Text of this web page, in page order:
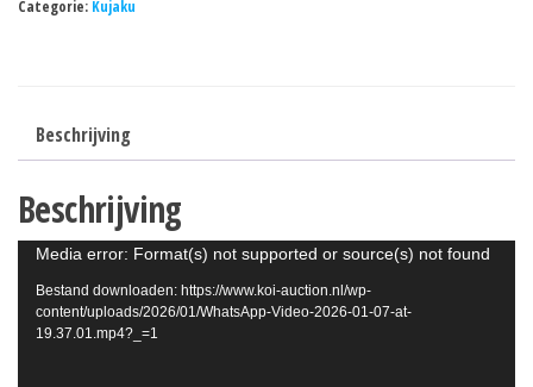
(Omosako)
Categorie: Kujaku
Beschrijving
Beschrijving
Videospeler
Media error: Format(s) not supported or source(s) not found
Bestand downloaden: https://www.koi-auction.nl/wp-
content/uploads/2026/01/WhatsApp-Video-2026-01-07-at-
19.37.01.mp4?_=1